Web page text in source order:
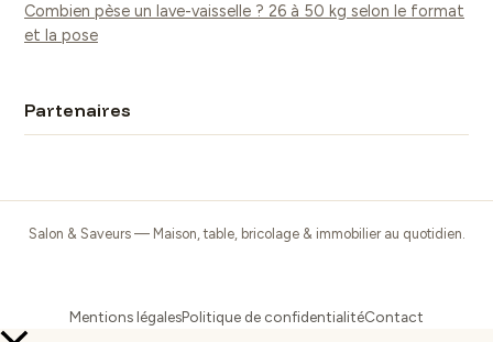
Combien pèse un lave-vaisselle ? 26 à 50 kg selon le format
et la pose
Partenaires
Salon & Saveurs — Maison, table, bricolage & immobilier au quotidien.
Mentions légalesPolitique de confidentialitéContact